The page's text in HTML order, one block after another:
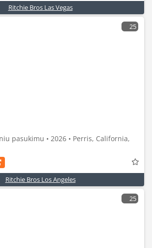
Ritchie Bros Las Vegas
25
pasukimu • 2026 • Perris, California,
Ritchie Bros Los Angeles
25